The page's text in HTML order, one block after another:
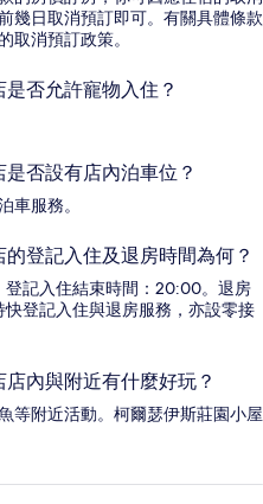
幾日取消預訂即可。有關具體條款
取消預訂政策。
否允許寵物入住？
否設有店內泊車位？
車服務。
登記入住及退房時間為何？
記入住結束時間：20:00。退房
快登記入住與退房服務，亦設零接
內與附近有什麼好玩？
等附近活動。柯爾瑟伊斯莊園小屋